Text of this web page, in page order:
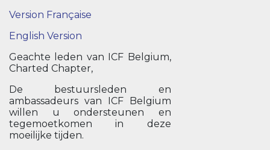
Version Française
English Version
Geachte leden van ICF Belgium,
Charted Chapter,
De bestuursleden en
ambassadeurs van ICF Belgium
willen u ondersteunen en
tegemoetkomen in deze
moeilijke tijden.